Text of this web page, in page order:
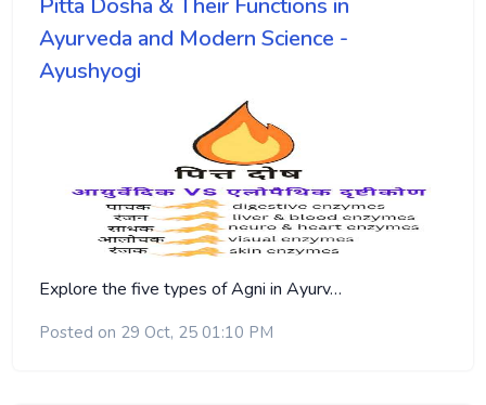
Ayurveda and Modern Science -
Ayushyogi
Explore the five types of Agni in Ayurv…
Posted on 29 Oct, 25 01:10 PM